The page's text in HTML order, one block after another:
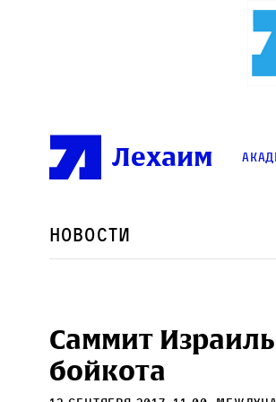
Лехаим
Новости
Саммит
бойкота